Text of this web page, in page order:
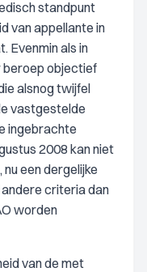
standpunt
van appellante in
Evenmin als in
beroep objectief
alsnog twijfel
vastgestelde
ingebrachte
2008 kan niet
een dergelijke
criteria dan
worden
van de met